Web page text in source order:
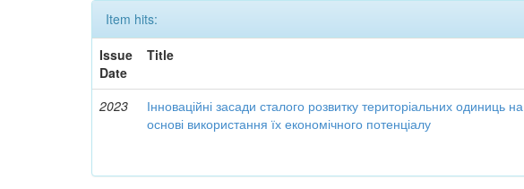
Item hits:
Issue
Date
Title
2023
Інноваційні засади сталого розвитку територіальних одиниць на
основі використання їх економічного потенціалу